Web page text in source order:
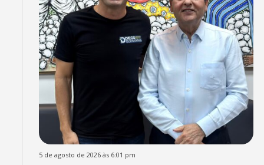
5 de agosto de 2026 às 6:01 pm